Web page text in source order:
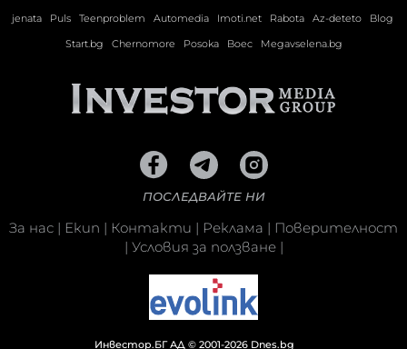
jenata
Puls Teenproblem Automedia Imoti.net Rabota Az-deteto
Blog
Start.bg
Chernomore Posoka Boec Megavselena.bg
ПОСЛЕДВАЙТЕ НИ
За нас | Екип | Контакти | Реклама | Поверителност
| Условия за ползване|
Инвестор.БГ АД © 2001-2026 Dnes.bg